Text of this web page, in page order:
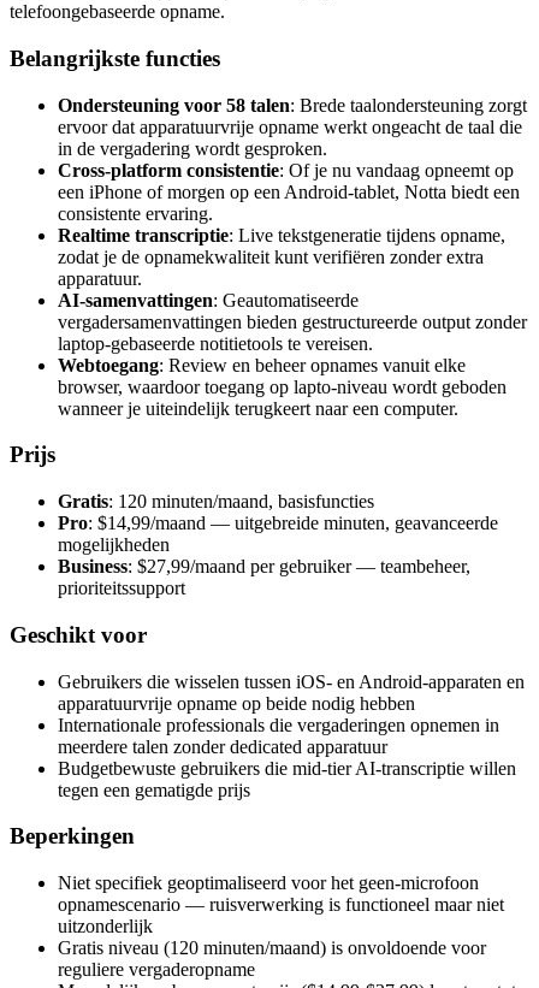
telefoongebaseerde opname.
Belangrijkste functies
Ondersteuning voor 58 talen: Brede taalondersteuning zorgt
ervoor dat apparatuurvrije opname werkt ongeacht de taal die
in de vergadering wordt gesproken.
Cross-platform consistentie: Of je nu vandaag opneemt op
een iPhone of morgen op een Android-tablet, Notta biedt een
consistente ervaring.
Realtime transcriptie: Live tekstgeneratie tijdens opname,
zodat je de opnamekwaliteit kunt verifiëren zonder extra
apparatuur.
AI-samenvattingen: Geautomatiseerde
vergadersamenvattingen bieden gestructureerde output zonder
laptop-gebaseerde notitietools te vereisen.
Webtoegang: Review en beheer opnames vanuit elke
browser, waardoor toegang op lapto-niveau wordt geboden
wanneer je uiteindelijk terugkeert naar een computer.
Prijs
Gratis: 120 minuten/maand, basisfuncties
Pro: $14,99/maand — uitgebreide minuten, geavanceerde
mogelijkheden
Business: $27,99/maand per gebruiker — teambeheer,
prioriteitssupport
Geschikt voor
Gebruikers die wisselen tussen iOS- en Android-apparaten en
apparatuurvrije opname op beide nodig hebben
Internationale professionals die vergaderingen opnemen in
meerdere talen zonder dedicated apparatuur
Budgetbewuste gebruikers die mid-tier AI-transcriptie willen
tegen een gematigde prijs
Beperkingen
Niet specifiek geoptimaliseerd voor het geen-microfoon
opnamescenario — ruisverwerking is functioneel maar niet
uitzonderlijk
Gratis niveau (120 minuten/maand) is onvoldoende voor
reguliere vergaderopname